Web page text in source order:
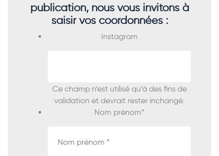
publication, nous vous invitons à
saisir vos coordonnées :
Instagram
Ce champ n’est utilisé qu’à des fins de
validation et devrait rester inchangé.
Nom prénom*